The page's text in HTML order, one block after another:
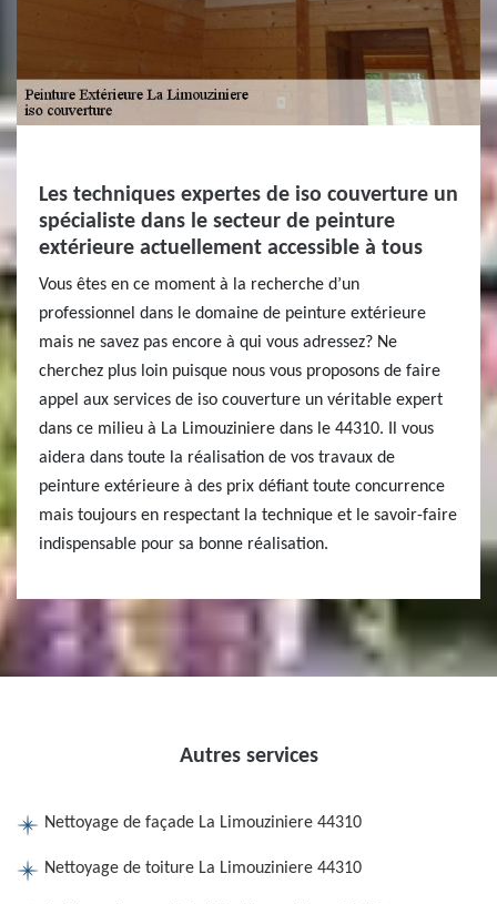
Les techniques expertes de iso couverture un
spécialiste dans le secteur de peinture
extérieure actuellement accessible à tous
Vous êtes en ce moment à la recherche d’un
professionnel dans le domaine de peinture extérieure
mais ne savez pas encore à qui vous adressez? Ne
cherchez plus loin puisque nous vous proposons de faire
appel aux services de iso couverture un véritable expert
dans ce milieu à La Limouziniere dans le 44310. Il vous
aidera dans toute la réalisation de vos travaux de
peinture extérieure à des prix défiant toute concurrence
mais toujours en respectant la technique et le savoir-faire
indispensable pour sa bonne réalisation.
Autres services
Nettoyage de façade La Limouziniere 44310
Nettoyage de toiture La Limouziniere 44310